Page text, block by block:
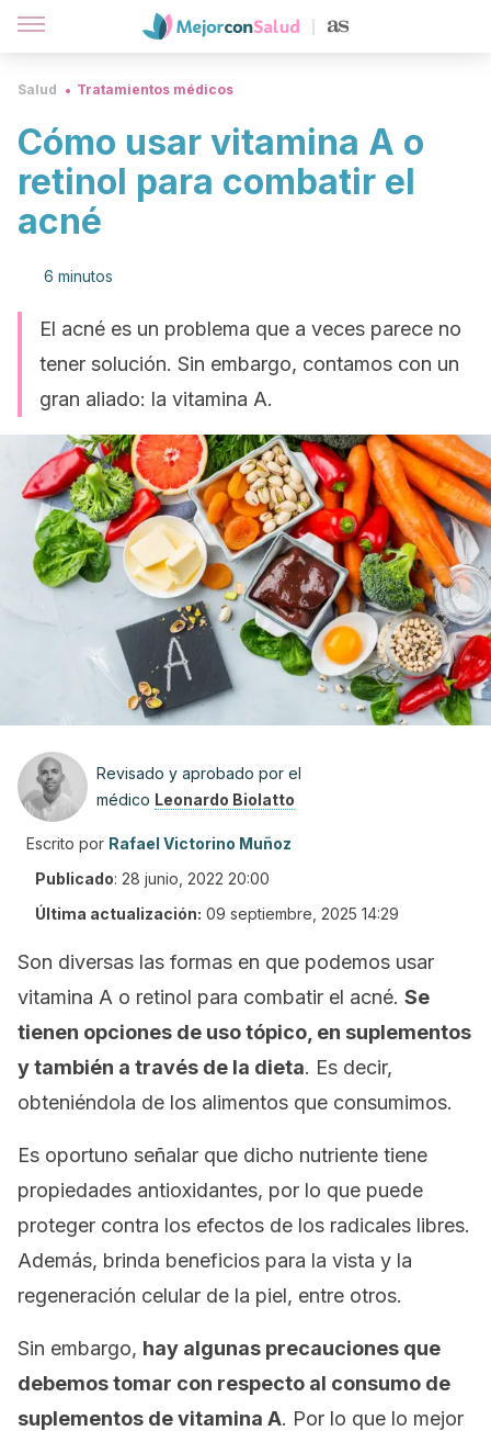
Salud Tratamientos médicos
Cómo usar vitamina A o
retinol para combatir el
acné
6 minutos
El acné es un problema que a veces parece no
tener solución. Sin embargo, contamos con un
gran aliado: la vitamina A.
Revisado y aprobado por el
médico Leonardo Biolatto
Escrito por Rafael Victorino Muñoz
Publicado: 28 junio, 2022 20:00
Última actualización: 09 septiembre, 2025 14:29
Son diversas las formas en que podemos usar
vitamina A o retinol para combatir el acné. Se
tienen opciones de uso tópico, en suplementos
y también a través de la dieta. Es decir,
obteniéndola de los alimentos que consumimos.
Es oportuno señalar que dicho nutriente tiene
propiedades antioxidantes, por lo que puede
proteger contra los efectos de los radicales libres.
Además, brinda beneficios para la vista y la
regeneración celular de la piel, entre otros.
Sin embargo, hay algunas precauciones que
debemos tomar con respecto al consumo de
suplementos de vitamina A. Por lo que lo mejor